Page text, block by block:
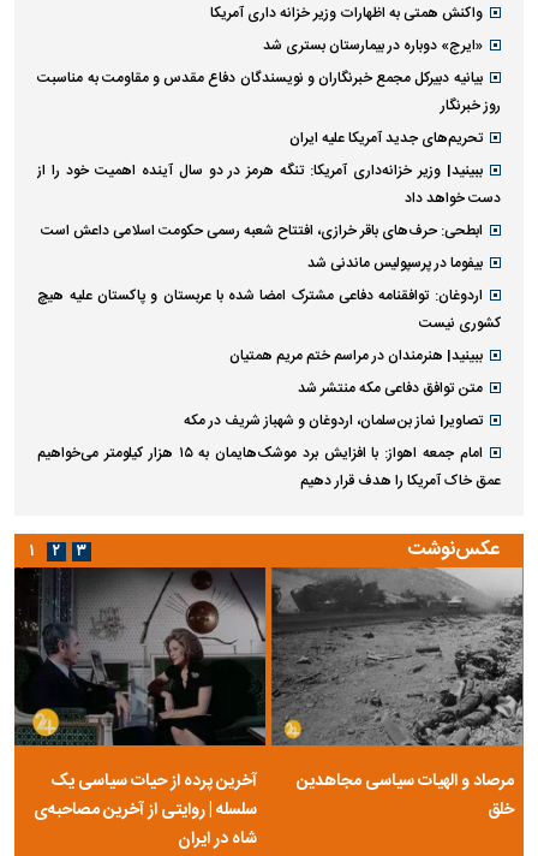
واکنش همتی به اظهارات وزیر خزانه داری آمریکا
«ایرج» دوباره در بیمارستان بستری شد
بیانیه دبیرکل مجمع خبرنگاران و نویسندگان دفاع مقدس و مقاومت به مناسبت
روز خبرنگار
تحریم‌های جدید آمریکا علیه ایران
ببینید| وزیر خزانه‌داری آمریکا: تنگه هرمز در دو سال آینده اهمیت خود را از
دست خواهد داد
ابطحی: حرف‌های باقر خرازی، افتتاح شعبه رسمی حکومت اسلامی داعش است
بیفوما در پرسپولیس ماندنی شد
اردوغان: توافقنامه دفاعی مشترک امضا شده با عربستان و پاکستان علیه هیچ
کشوری نیست
ببینید| هنرمندان در مراسم ختم مریم همتیان
متن توافق دفاعی مکه منتشر شد
تصاویر| نماز بن‌سلمان، اردوغان و شهباز شریف در مکه
امام‌ جمعه اهواز: با افزایش برد موشک‌هایمان به ۱۵ هزار کیلومتر می‌خواهیم
عمق خاک آمریکا را هدف قرار دهیم
عکس‌نوشت
مرصاد و الهیات سیاسی مجاهدین
خلق
آخرین پرده از حیات سیاسی یک
سلسله | روایتی از آخرین مصاحبه‌ی
شاه در ایران
۱ ۲ ۳